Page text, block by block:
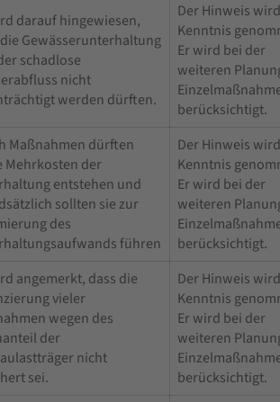
darauf hingewiesen,
Gewässerunterhaltung
schadlose
nicht
werden dürften.
Der Hinweis
Kenntnis
Er wird bei der
weiteren
berücksichtigt.
Maßnahmen dürften
Mehrkosten der
entstehen und
sollten sie zur
des
führen
Der Hinweis
Kenntnis
Er wird bei der
weiteren
berücksichtigt.
angemerkt, dass die
vieler
wegen des
der
nicht
sei.
Der Hinweis
Kenntnis
Er wird bei der
weiteren
berücksichtigt.